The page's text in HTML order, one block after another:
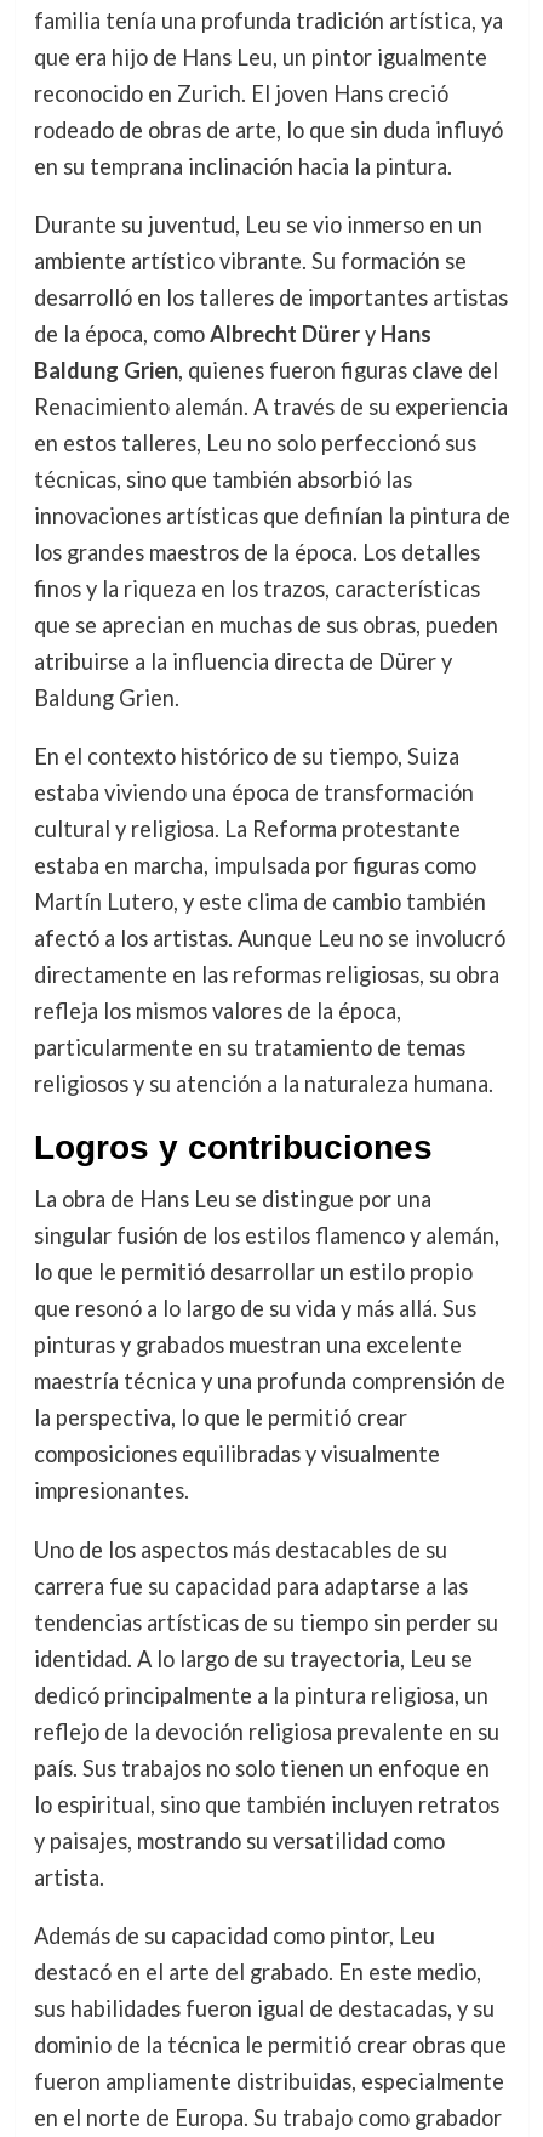
familia tenía una profunda tradición artística, ya
que era hijo de Hans Leu, un pintor igualmente
reconocido en Zurich. El joven Hans creció
rodeado de obras de arte, lo que sin duda influyó
en su temprana inclinación hacia la pintura.
Durante su juventud, Leu se vio inmerso en un
ambiente artístico vibrante. Su formación se
desarrolló en los talleres de importantes artistas
de la época, comoAlbrecht Dürery Hans
Baldung Grien, quienes fueron figuras clave del
Renacimiento alemán. A través de su experiencia
en estos talleres, Leu no solo perfeccionó sus
técnicas, sino que también absorbió las
innovaciones artísticas que definían la pintura de
los grandes maestros de la época. Los detalles
finos y la riqueza en los trazos, características
que se aprecian en muchas de sus obras, pueden
atribuirse a la influencia directa de Dürer y
Baldung Grien.
En el contexto histórico de su tiempo, Suiza
estaba viviendo una época de transformación
cultural y religiosa. La Reforma protestante
estaba en marcha, impulsada por figuras como
Martín Lutero, y este clima de cambio también
afectó a los artistas. Aunque Leu no se involucró
directamente en las reformas religiosas, su obra
refleja los mismos valores de la época,
particularmente en su tratamiento de temas
religiosos y su atención a la naturaleza humana.
Logros y contribuciones
La obra de Hans Leu se distingue por una
singular fusión de los estilos flamenco y alemán,
lo que le permitió desarrollar un estilo propio
que resonó a lo largo de su vida y más allá. Sus
pinturas y grabados muestran una excelente
maestría técnica y una profunda comprensión de
la perspectiva, lo que le permitió crear
composiciones equilibradas y visualmente
impresionantes.
Uno de los aspectos más destacables de su
carrera fue su capacidad para adaptarse a las
tendencias artísticas de su tiempo sin perder su
identidad. A lo largo de su trayectoria, Leu se
dedicó principalmente a la pintura religiosa, un
reflejo de la devoción religiosa prevalente en su
país. Sus trabajos no solo tienen un enfoque en
lo espiritual, sino que también incluyen retratos
y paisajes, mostrando su versatilidad como
artista.
Además de su capacidad como pintor, Leu
destacó en el arte del grabado. En este medio,
sus habilidades fueron igual de destacadas, y su
dominio de la técnica le permitió crear obras que
fueron ampliamente distribuidas, especialmente
en el norte de Europa. Su trabajo como grabador